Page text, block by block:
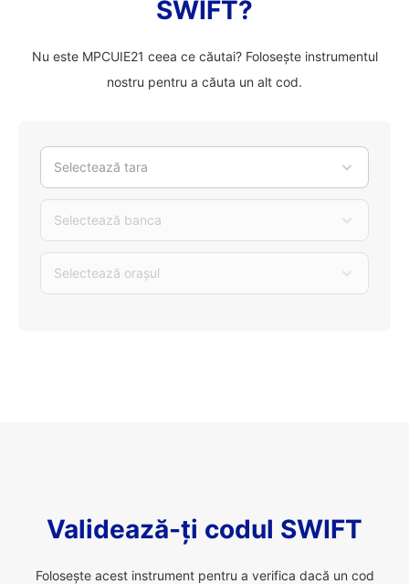
SWIFT?
Nu este MPCUIE21 ceea ce căutai? Folosește instrumentul
nostru pentru a căuta un alt cod.
Selectează tara
Selectează banca
Selectează orașul
Validează-ți codul SWIFT
Folosește acest instrument pentru a verifica dacă un cod